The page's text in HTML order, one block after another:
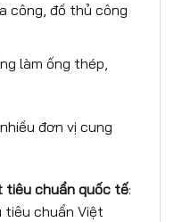
công, đồ thủ công
làm ống thép,
đơn vị cung
tiêu chuẩn quốc tế:
tiêu chuẩn Việt